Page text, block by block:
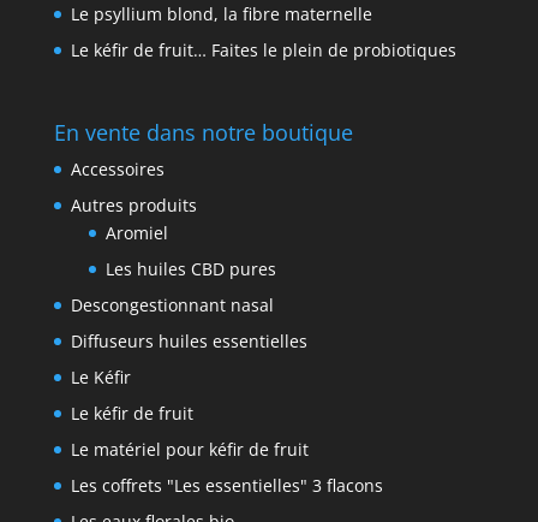
Le psyllium blond, la fibre maternelle
Le kéfir de fruit… Faites le plein de probiotiques
En vente dans notre boutique
Accessoires
Autres produits
Aromiel
Les huiles CBD pures
Descongestionnant nasal
Diffuseurs huiles essentielles
Le Kéfir
Le kéfir de fruit
Le matériel pour kéfir de fruit
Les coffrets "Les essentielles" 3 flacons